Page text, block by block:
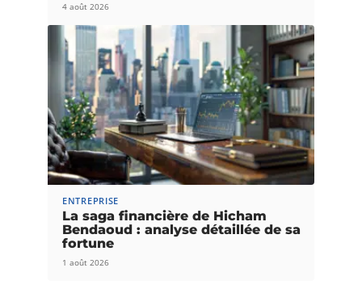
4 août 2026
ENTREPRISE
La saga financière de Hicham
Bendaoud : analyse détaillée de sa
fortune
1 août 2026